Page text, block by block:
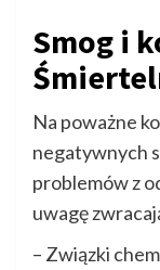
Smog i
Na poważne
negatywnych
problemów z
uwagę
– Związki